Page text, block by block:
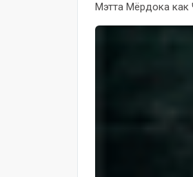
Мэтта Мёрдока как